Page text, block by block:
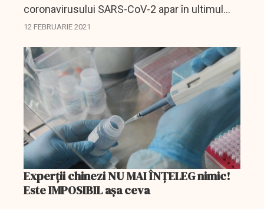
coronavirusului SARS-CoV-2 apar în ultimul
timp tot mai des. Nici nu este de mirare, în
dar și factori de...
12 FEBRUARIE 2021
Experții chinezi NU MAI ÎNȚELEG nimic!
Este IMPOSIBIL așa ceva